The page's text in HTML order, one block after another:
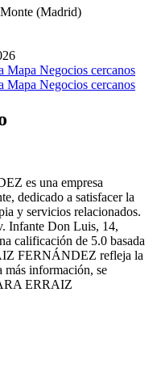
(Madrid)
Mapa Negocios cercanos
Mapa Negocios cercanos
es una empresa
dedicado a satisfacer la
y servicios relacionados.
Infante Don Luis, 14,
calificación de 5.0 basada
FERNÁNDEZ refleja la
más información, se
ERRAIZ